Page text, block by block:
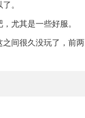
。
尤其是一些好服。
间很久没玩了，前两